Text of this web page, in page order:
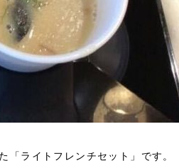
「ライトフレンチセット」です。